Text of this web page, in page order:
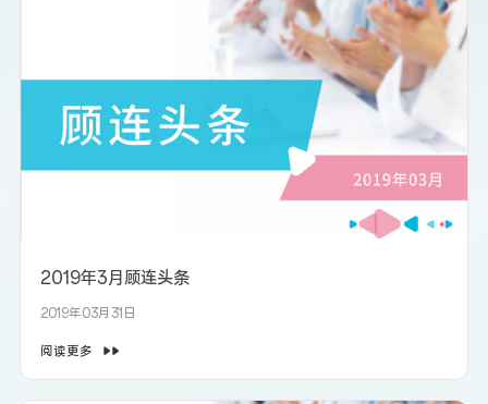
2019年3月顾连头条
2019年03月31日
阅读更多